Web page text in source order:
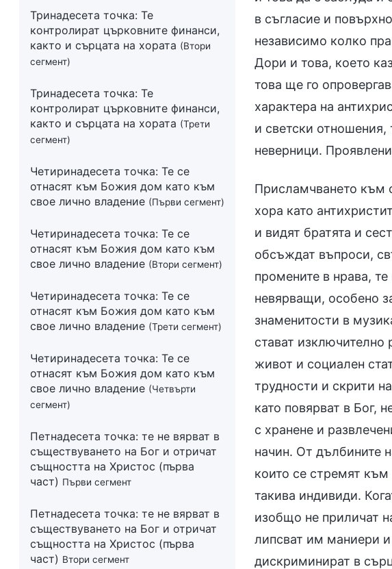
Тринадесета точка: Те
контролират църковните финанси,
както и сърцата на хората (Втори
сегмент)
Тринадесета точка: Те
контролират църковните финанси,
както и сърцата на хората (Трети
сегмент)
Четиринадесета точка: Те се
отнасят към Божия дом като към
свое лично владение (Първи сегмент)
Четиринадесета точка: Те се
отнасят към Божия дом като към
свое лично владение (Втори сегмент)
Четиринадесета точка: Те се
отнасят към Божия дом като към
свое лично владение (Трети сегмент)
Четиринадесета точка: Те се
отнасят към Божия дом като към
свое лично владение (Четвърти
сегмент)
Петнадесета точка: те не вярват в
съществуването на Бог и отричат
същността на Христос (първа
част) Първи сегмент
Петнадесета точка: те не вярват в
съществуването на Бог и отричат
същността на Христос (първа
част) Втори сегмент
в съгласие и
независимо колко
Дори и това, което
това ще го
характера на
и светски отношения,
неверници.
Присламчването към
хора като
и видят братята и
обсъждат въпроси,
промените в нрава,
невярващи, особено
знаменитости в
стават изключително
живот и социален
трудности и скрити
като повярват в Бог,
с хранене и
начин. От дълбините
които се стремят към
такива индивиди.
изобщо не приличат
липсват им маниери и
дискриминират в